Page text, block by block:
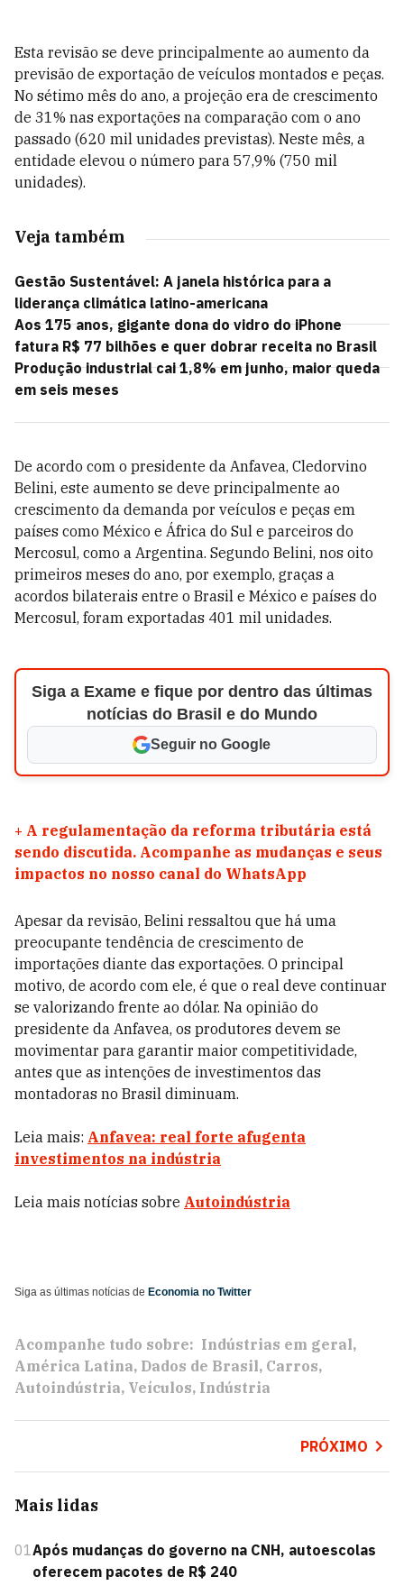
Esta revisão se deve principalmente ao aumento da
previsão de exportação de veículos montados e peças.
No sétimo mês do ano, a projeção era de crescimento
de 31% nas exportações na comparação com o ano
passado (620 mil unidades previstas). Neste mês, a
entidade elevou o número para 57,9% (750 mil
unidades).
Veja também
Gestão Sustentável: A janela histórica para a
liderança climática latino-americana
Aos 175 anos, gigante dona do vidro do iPhone
fatura R$ 77 bilhões e quer dobrar receita no Brasil
Produção industrial cai 1,8% em junho, maior queda
em seis meses
De acordo com o presidente da Anfavea, Cledorvino
Belini, este aumento se deve principalmente ao
crescimento da demanda por veículos e peças em
países como México e África do Sul e parceiros do
Mercosul, como a Argentina. Segundo Belini, nos oito
primeiros meses do ano, por exemplo, graças a
acordos bilaterais entre o Brasil e México e países do
Mercosul, foram exportadas 401 mil unidades.
Siga a Exame e fique por dentro das últimas
notícias do Brasil e do Mundo
Seguir no Google
+ A regulamentação da reforma tributária está
sendo discutida. Acompanhe as mudanças e seus
impactos no nosso canal do WhatsApp
Apesar da revisão, Belini ressaltou que há uma
preocupante tendência de crescimento de
importações diante das exportações. O principal
motivo, de acordo com ele, é que o real deve continuar
se valorizando frente ao dólar. Na opinião do
presidente da Anfavea, os produtores devem se
movimentar para garantir maior competitividade,
antes que as intenções de investimentos das
montadoras no Brasil diminuam.
Leia mais: Anfavea: real forte afugenta
investimentos na indústria
Leia mais notícias sobre Autoindústria
Siga as últimas notícias de Economia no Twitter
Acompanhe tudo sobre: Indústrias em geral
América Latina Dados de Brasil Carros
Autoindústria Veículos Indústria
PRÓXIMO
Mais lidas
01Após mudanças do governo na CNH, autoescolas
oferecem pacotes de R$ 240